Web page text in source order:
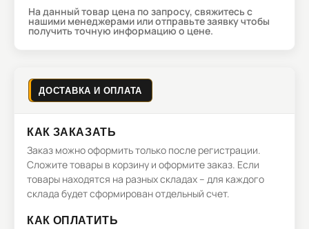
На данный товар цена по запросу, свяжитесь с
нашими менеджерами или отправьте заявку чтобы
получить точную информацию о цене.
ДОСТАВКА И ОПЛАТА
КАК ЗАКАЗАТЬ
Заказ можно оформить только после регистрации.
Сложите товары в корзину и оформите заказ. Если
товары находятся на разных складах – для каждого
склада будет сформирован отдельный счет.
КАК ОПЛАТИТЬ